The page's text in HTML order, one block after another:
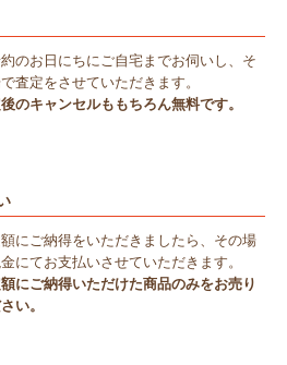
のお日にちにご自宅までお伺いし、そ
査定をさせていただきます。
のキャンセルももちろん無料です。
にご納得をいただきましたら、その場
にてお支払いさせていただきます。
にご納得いただけた商品のみをお売り
い。